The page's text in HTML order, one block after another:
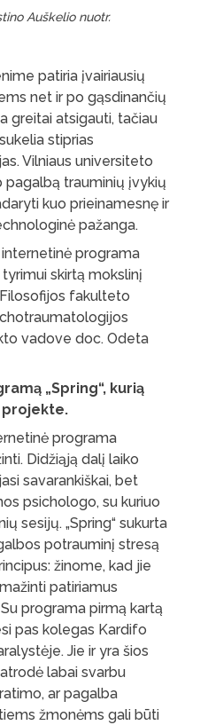
Auškelio nuotr.
patiria įvairiausių
net ir po gąsdinančių
greitai atsigauti, tačiau
stiprias
Vilniaus universiteto
pagalbą trauminių įvykių
kuo prieinamesnę ir
pažanga.
programa
tyrimui skirtą mokslinį
fakulteto
vadove doc. Odeta
„Spring“, kurią
programa
Didžiąją dalį laiko
savarankiškai, bet
psichologo, su kuriuo
sesijų. „Spring“ sukurta
potrauminį stresą
žinome, kad jie
patiriamus
programa pirmą kartą
pas kolegas Kardifo
Jie ir yra šios
labai svarbu
ar pagalba
žmonėms gali būti